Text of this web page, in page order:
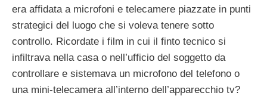
era affidata a microfoni e telecamere piazzate in punti
strategici del luogo che si voleva tenere sotto
controllo. Ricordate i film in cui il finto tecnico si
infiltrava nella casa o nell’ufficio del soggetto da
controllare e sistemava un microfono del telefono o
una mini-telecamera all’interno dell’apparecchio tv?